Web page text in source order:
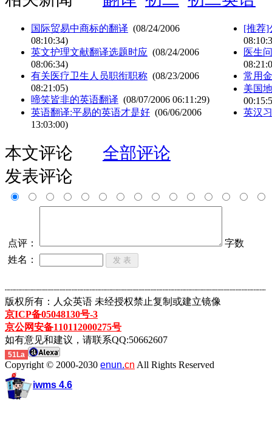
国际贸易中商标的翻译 (08/24/2006
08:10:34)
英文护理文献翻译选题时应 (08/24/2006
08:06:34)
有关医疗卫生人员职衔职称 (08/23/2006
08:21:05)
啼笑皆非的英语翻译 (08/07/2006 06:11:29)
英语翻译:平易的英语才是好 (06/06/2006
13:03:00)
[推荐]
医生
常用
美国
英汉
本文评论
全部评论
发表评论
点评：
字数
姓名：
┈┈┈┈┈┈┈┈┈┈┈┈┈┈┈┈┈┈┈┈┈┈┈┈┈┈┈┈┈┈┈┈┈┈┈┈┈┈┈┈┈┈┈
版权所有：人众英语 未经授权禁止复制或建立镜像
京ICP备05048130号-3
京公网安备110112000275号
如有意见和建议，请联系QQ:50662607
51La
Copyright © 2000-2030 enun.cn All Rights Reserved
iwms 4.6